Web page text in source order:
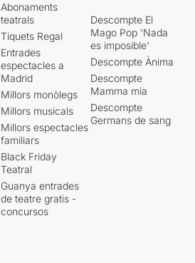
Abonaments
teatrals
Tiquets Regal
Entrades
espectacles a
Madrid
Millors monòlegs
Millors musicals
Millors espectacles
familiars
Black Friday
Teatral
Guanya entrades
de teatre gratis -
concursos
Descompte El
Mago Pop 'Nada
es imposible'
Descompte Ànima
Descompte
Mamma mia
Descompte
Germans de sang